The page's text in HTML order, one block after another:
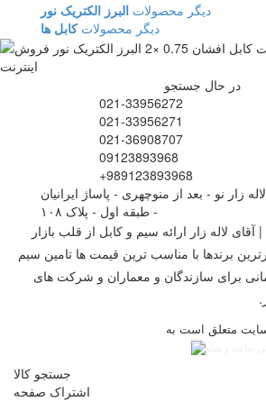
دیگر محصولات البرز الکتریک نور
دیگر محصولاتکابل ها
در حال جستجو
021-33956272
021-33956271
021-36908707
09123893968
+989123893968
زار نو - بعد از منوچهری - پاساژ ایرانیان
- طبقه اول - پلاک ۱۰۸
Mr Lalezar | آقای لاله زار ارائه سیم و کابل از قلب بازار
برندها با مناسب ترین قیمت ها تامین سیم
برای سازندگان و معماران و شرکت های
جستجو کالا
اشتراک صفحه